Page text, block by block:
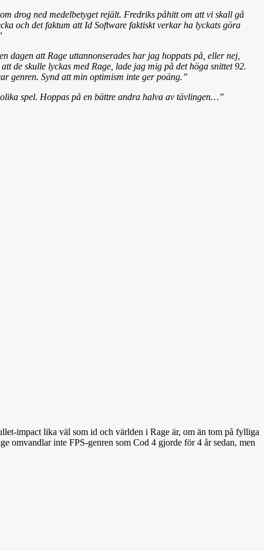
drog ned medelbetyget rejält. Fredriks påhitt om att vi skall gå
och det faktum att Id Software faktiskt verkar ha lyckats göra
dagen att Rage uttannonserades har jag hoppats på, eller nej,
de skulle lyckas med Rage, lade jag mig på det höga snittet 92.
genren. Synd att min optimism inte ger poäng.”
spel. Hoppas på en bättre andra halva av tävlingen…”
impact lika väl som id och världen i Rage är, om än tom på fylliga
omvandlar inte FPS-genren som Cod 4 gjorde för 4 år sedan, men